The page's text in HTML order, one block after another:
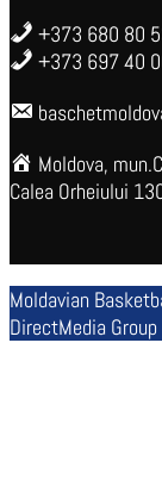
+373 680 80
+373 697 40
Moldova,
Calea Orheiului
Moldavian
DirectMedia Group